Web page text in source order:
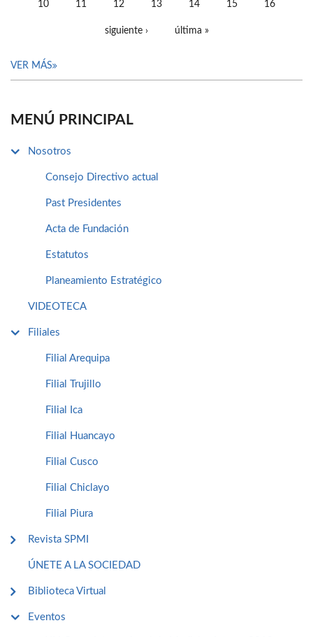
10 11 12 13 14 15 16
siguiente › última »
VER MÁS
MENÚ PRINCIPAL
Nosotros
Consejo Directivo actual
Past Presidentes
Acta de Fundación
Estatutos
Planeamiento Estratégico
VIDEOTECA
Filiales
Filial Arequipa
Filial Trujillo
Filial Ica
Filial Huancayo
Filial Cusco
Filial Chiclayo
Filial Piura
Revista SPMI
ÚNETE A LA SOCIEDAD
Biblioteca Virtual
Eventos